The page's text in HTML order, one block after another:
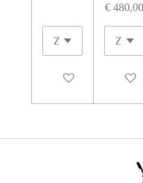
In winkelwagen
€ 480,00
Houd